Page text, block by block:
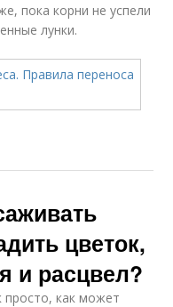
пока корни не успели
лунки.
цветок,
и расцвел?
просто, как может